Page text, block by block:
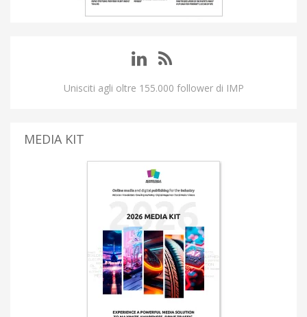
Unisciti agli oltre 155.000 follower di IMP
MEDIA KIT